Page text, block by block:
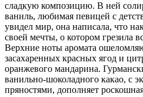
сладкую композицию. В ней
ваниль, любимая певицей с
увидел мир, она написала, что
своей мечты, о котором грезила
Верхние ноты аромата
засахаренных красных ягод и
оранжевого мандарина.
ванильно-шоколадного какао, с
пряностями, дополняет